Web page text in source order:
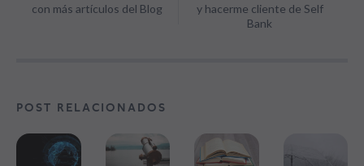
con más artículos del Blog
y hacerme cliente de Self
Bank
POST RELACIONADOS